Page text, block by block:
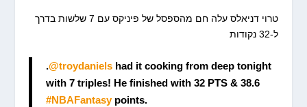
טרוי דניאלס עלה חם מהספסל של פיניקס עם 7 שלשות בדרך
ל-32 נקודות
.@troydaniels had it cooking from deep tonight
with 7 triples! He finished with 32 PTS & 38.6
#NBAFantasypoints.